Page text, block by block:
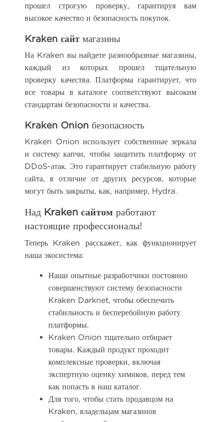
прошел строгую проверку, гарантируя вам
высокое качество и безопасность покупок.
Kraken сайт магазины
На Kraken вы найдете разнообразные магазины,
каждый из которых прошел тщательную
проверку качества. Платформа гарантирует, что
все товары в каталоге соответствуют высоким
стандартам безопасности и качества.
Kraken Onion безопасность
Kraken Onion использует собственные зеркала
и систему капчи, чтобы защитить платформу от
DDoS-атак. Это гарантирует стабильную работу
сайта, в отличие от других ресурсов, которые
могут быть закрыты, как, например, Hydra.
Над Kraken сайтом работают
настоящие профессионалы!
Теперь Kraken расскажет, как функционирует
наша экосистема:
Наши опытные разработчики постоянно
совершенствуют систему безопасности
Kraken Darknet, чтобы обеспечить
стабильность и бесперебойную работу
платформы.
Kraken Onion тщательно отбирает
товары. Каждый продукт проходит
комплексные проверки, включая
экспертную оценку химиков, перед тем
как попасть в наш каталог.
Для того, чтобы стать продавцом на
Kraken, владельцам магазинов